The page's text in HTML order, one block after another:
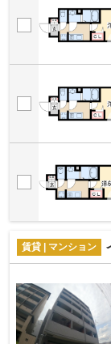
賃貸 | マンション